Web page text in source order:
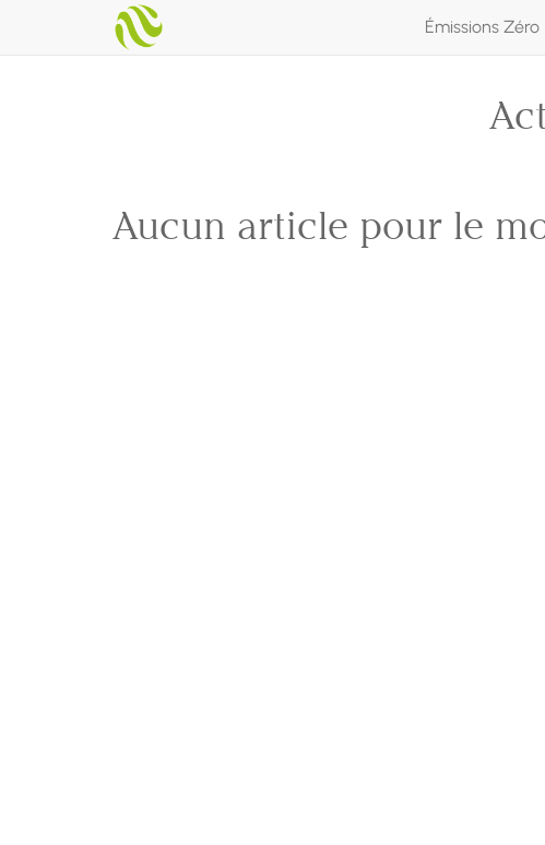
Émissions Zéro
Aucun article pour le